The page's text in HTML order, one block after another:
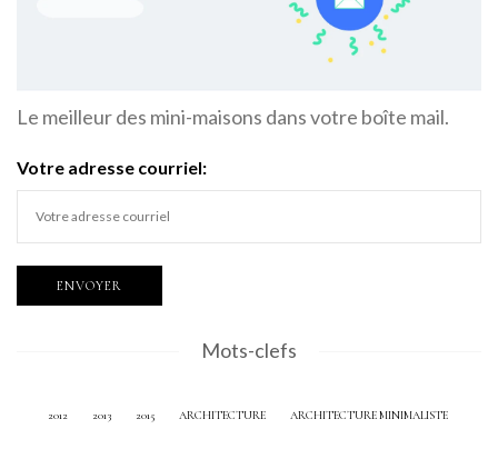
Le meilleur des mini-maisons dans votre boîte mail.
Votre adresse courriel:
Mots-clefs
2012 2013 2015 ARCHITECTURE ARCHITECTURE MINIMALISTE